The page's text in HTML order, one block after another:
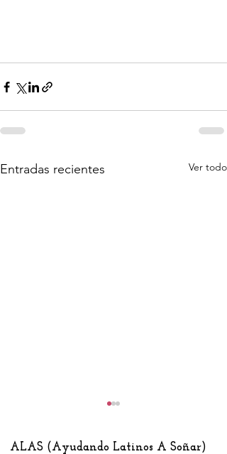
Entradas recientes Ver todo
ALAS (Ayudando Latinos A Soñar)